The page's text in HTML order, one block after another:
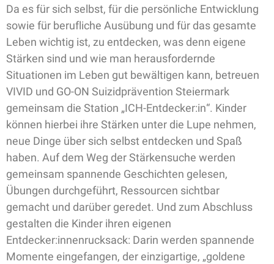
Da es für sich selbst, für die persönliche Entwicklung
sowie für berufliche Ausübung und für das gesamte
Leben wichtig ist, zu entdecken, was denn eigene
Stärken sind und wie man herausfordernde
Situationen im Leben gut bewältigen kann, betreuen
VIVID und GO-ON Suizidprävention Steiermark
gemeinsam die Station „ICH-Entdecker:in“. Kinder
können hierbei ihre Stärken unter die Lupe nehmen,
neue Dinge über sich selbst entdecken und Spaß
haben. Auf dem Weg der Stärkensuche werden
gemeinsam spannende Geschichten gelesen,
Übungen durchgeführt, Ressourcen sichtbar
gemacht und darüber geredet. Und zum Abschluss
gestalten die Kinder ihren eigenen
Entdecker:innenrucksack: Darin werden spannende
Momente eingefangen, der einzigartige, „goldene